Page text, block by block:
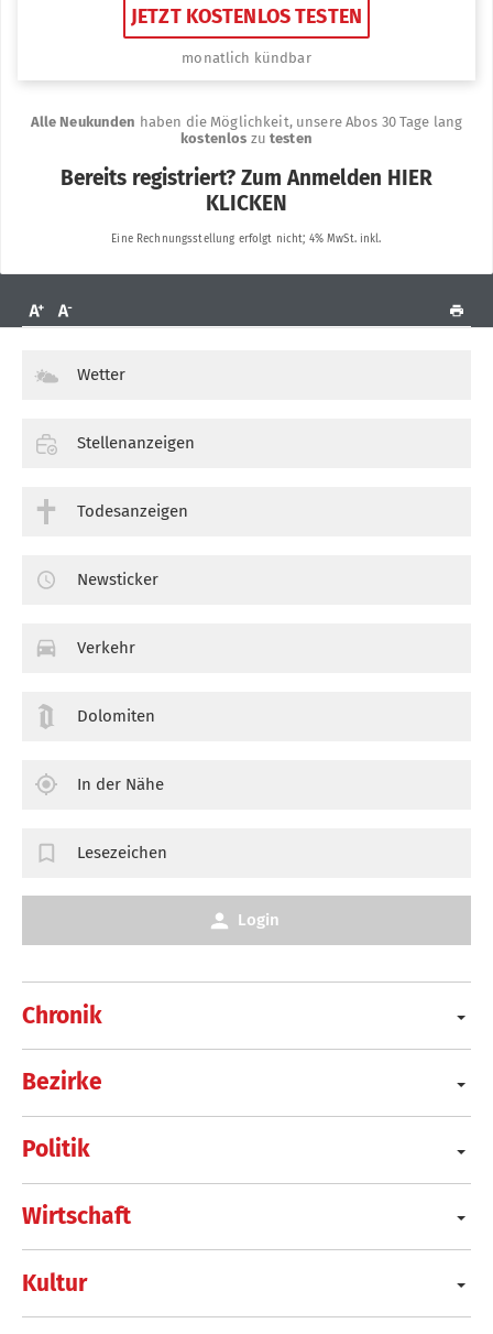
Chronik
Bezirke
Politik
Wirtschaft
Kultur
Wetter
Stellenanzeigen
Todesanzeigen
Newsticker
Verkehr
Dolomiten
In der Nähe
Lesezeichen
Login